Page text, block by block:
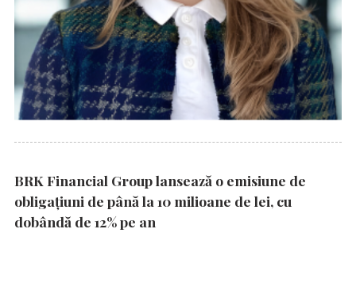
BRK Financial Group lansează o emisiune de
obligațiuni de până la 10 milioane de lei, cu
dobândă de 12% pe an